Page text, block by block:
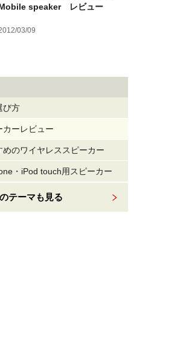
speaker レビュー
03/09
び方
カーレビュー
めのワイヤレススピーカー
・iPod touch用スピーカー
テーマも見る